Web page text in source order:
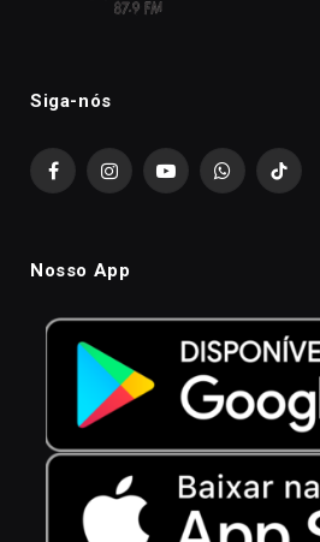
Siga-nós
FacebookInstagramYouTubeWhatsAppTikTok
Nosso App